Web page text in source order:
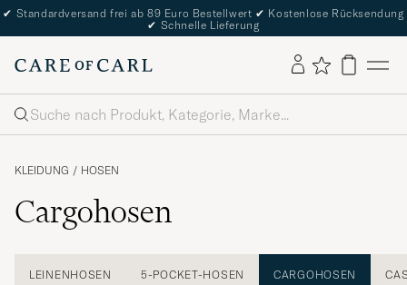
✔ Standardversand frei ab 89 Euro Bestellwert ✔ Kostenlose Rücksendung
✔ Schnelle Lieferung
Suche
KLEIDUNG / HOSEN
Cargohosen
LEINENHOSEN 5-POCKET-HOSEN CARGOHOSEN